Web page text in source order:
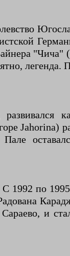
"Чича"
легенда.
Jahorina)
1992 по
и